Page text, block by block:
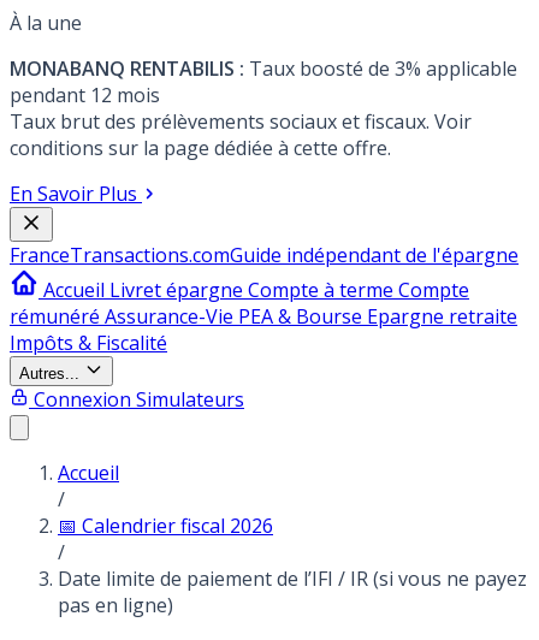
À la une
MONABANQ RENTABILIS : Taux boosté de 3% applicable
pendant 12 mois
Taux brut des prélèvements sociaux et fiscaux. Voir
conditions sur la page dédiée à cette offre.
En Savoir Plus
FranceTransactions.comGuide indépendant de l'épargne
Accueil Livret épargne Compte à terme Compte
rémunéré Assurance-Vie PEA & Bourse Epargne retraite
Impôts & Fiscalité
Autres...
Connexion Simulateurs
Accueil
/
📅 Calendrier fiscal 2026
/
Date limite de paiement de l’IFI / IR (si vous ne payez
pas en ligne)